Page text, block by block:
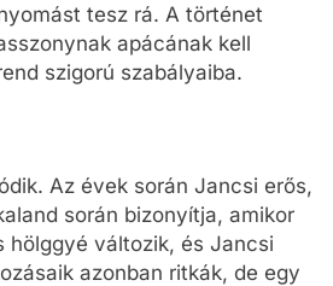
tesz rá. A történet
apácának kell
szigorú szabályaiba.
Az évek során Jancsi erős,
során bizonyítja, amikor
hölggyé változik, és Jancsi
azonban ritkák, de egy